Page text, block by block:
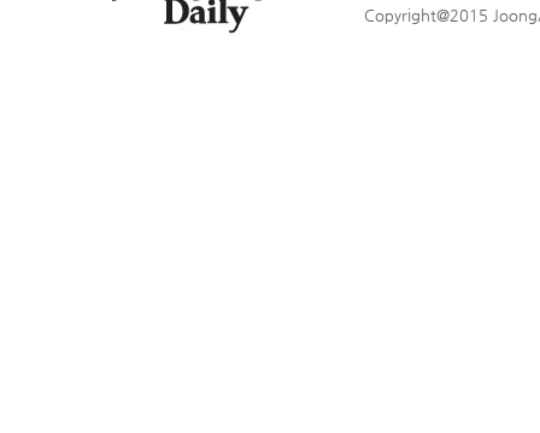
Copyright@2015